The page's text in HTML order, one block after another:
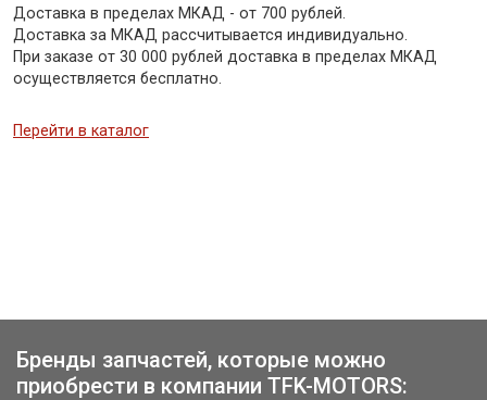
Доставка в пределах МКАД - от 700 рублей.
Доставка за МКАД рассчитывается индивидуально.
При заказе от 30 000 рублей доставка в пределах МКАД
осуществляется бесплатно.
Перейти в каталог
Бренды запчастей, которые можно
приобрести в компании TFK-MOTORS: